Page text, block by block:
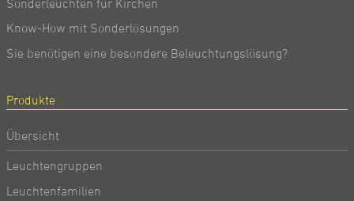
Sonderleuchten für Kirchen
Know-How mit Sonderlösungen
Sie benötigen eine besondere Beleuchtungslösung?
Produkte
Übersicht
Leuchtengruppen
Leuchtenfamilien